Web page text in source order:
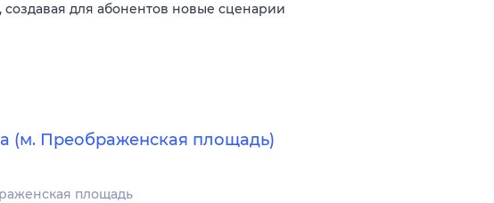
для абонентов новые сценарии
(м. Преображенская площадь)
площадь